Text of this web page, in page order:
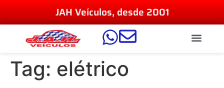
JAH Veículos, desde 2001
Tag: elétrico